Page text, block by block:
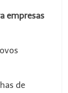
empresas
de